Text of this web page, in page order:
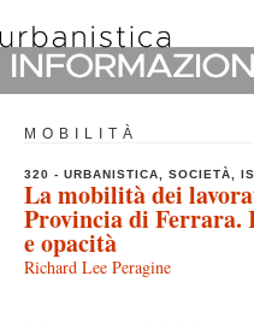
MOBILITÀ
320 - URBANISTICA, SOCIETÀ,
La mobilità dei
Provincia di Ferrara.
e opacità
Richard Lee Peragine